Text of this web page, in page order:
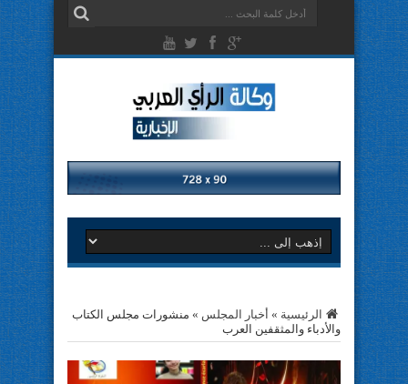
الرئيسية » أخبار المجلس » منشورات مجلس الكتاب
والأدباء والمثقفين العرب